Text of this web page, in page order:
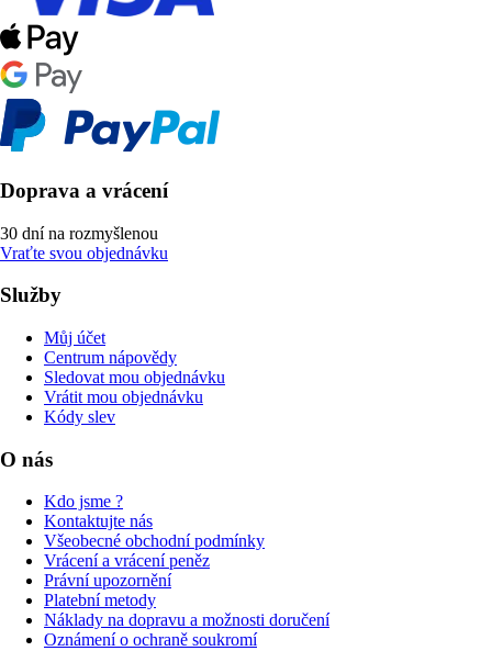
Doprava a vrácení
30 dní na rozmyšlenou
Vraťte svou objednávku
Služby
Můj účet
Centrum nápovědy
Sledovat mou objednávku
Vrátit mou objednávku
Kódy slev
O nás
Kdo jsme ?
Kontaktujte nás
Všeobecné obchodní podmínky
Vrácení a vrácení peněz
Právní upozornění
Platební metody
Náklady na dopravu a možnosti doručení
Oznámení o ochraně soukromí